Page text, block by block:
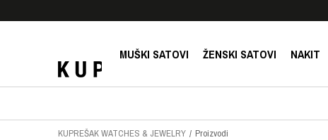
MUŠKI SATOVI ŽENSKI SATOVI NAKIT
KUPREŠAK WATCHES & JEWELRY Proizvodi